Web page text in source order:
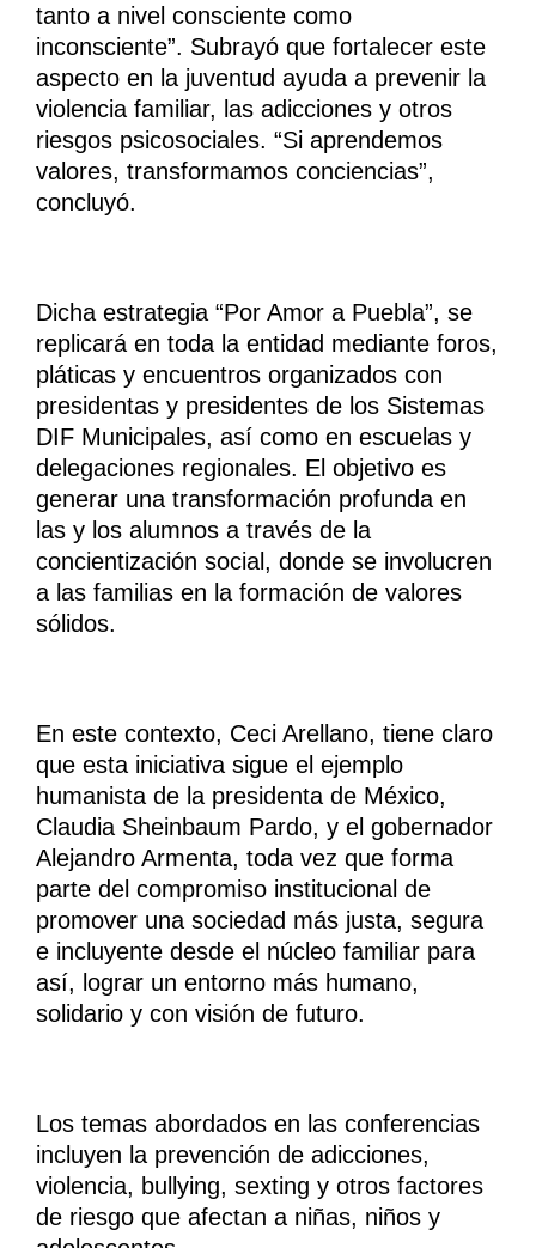
tanto a nivel consciente como
inconsciente”. Subrayó que fortalecer este
aspecto en la juventud ayuda a prevenir la
violencia familiar, las adicciones y otros
riesgos psicosociales. “Si aprendemos
valores, transformamos conciencias”,
concluyó.
Dicha estrategia “Por Amor a Puebla”, se
replicará en toda la entidad mediante foros,
pláticas y encuentros organizados con
presidentas y presidentes de los Sistemas
DIF Municipales, así como en escuelas y
delegaciones regionales. El objetivo es
generar una transformación profunda en
las y los alumnos a través de la
concientización social, donde se involucren
a las familias en la formación de valores
sólidos.
En este contexto, Ceci Arellano, tiene claro
que esta iniciativa sigue el ejemplo
humanista de la presidenta de México,
Claudia Sheinbaum Pardo, y el gobernador
Alejandro Armenta, toda vez que forma
parte del compromiso institucional de
promover una sociedad más justa, segura
e incluyente desde el núcleo familiar para
así, lograr un entorno más humano,
solidario y con visión de futuro.
Los temas abordados en las conferencias
incluyen la prevención de adicciones,
violencia, bullying, sexting y otros factores
de riesgo que afectan a niñas, niños y